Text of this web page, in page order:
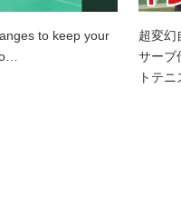
to keep your
超変幻
サーブ
トテニ